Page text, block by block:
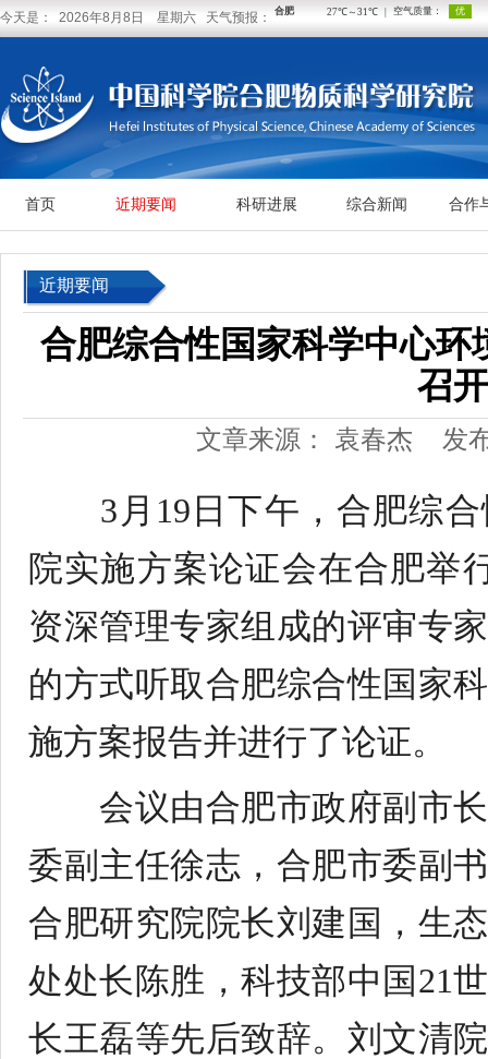
今天是： 2026年8月8日 星期六 天气预报：
首页 近期要闻 科研进展 综合新闻 合作
近期要闻
合肥综合性国家科学中心
召开
文章来源： 袁春杰 发
3 月 19 日下午，合肥综
院实施方案论证会在合肥举
资深管理专家组成的评审专
的方式听取合肥综合性国家
施方案报告并进行了论证。
会议由合肥市政府副市
委副主任徐志，合肥市委副
合肥研究院院长刘建国，生
处处长陈胜，科技部中国 21
长王磊等先后致辞。刘文清